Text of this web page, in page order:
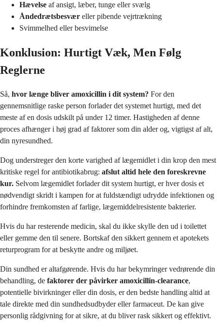
Hævelse af ansigt, læber, tunge eller svælg
Åndedrætsbesvær eller pibende vejrtrækning
Svimmelhed eller besvimelse
Konklusion: Hurtigt Væk, Men Følg
Reglerne
Så, hvor længe bliver amoxicillin i dit system? For den
gennemsnitlige raske person forlader det systemet hurtigt, med det
meste af en dosis udskilt på under 12 timer. Hastigheden af denne
proces afhænger i høj grad af faktorer som din alder og, vigtigst af alt,
din nyresundhed.
Dog understreger den korte varighed af lægemidlet i din krop den mest
kritiske regel for antibiotikabrug: afslut altid hele den foreskrevne
kur. Selvom lægemidlet forlader dit system hurtigt, er hver dosis et
nødvendigt skridt i kampen for at fuldstændigt udrydde infektionen og
forhindre fremkomsten af farlige, lægemiddelresistente bakterier.
Hvis du har resterende medicin, skal du ikke skylle den ud i toilettet
eller gemme den til senere. Bortskaf den sikkert gennem et apotekets
returprogram for at beskytte andre og miljøet.
Din sundhed er altafgørende. Hvis du har bekymringer vedrørende din
behandling, de faktorer der påvirker amoxicillin-clearance,
potentielle bivirkninger eller din dosis, er den bedste handling altid at
tale direkte med din sundhedsudbyder eller farmaceut. De kan give
personlig rådgivning for at sikre, at du bliver rask sikkert og effektivt.